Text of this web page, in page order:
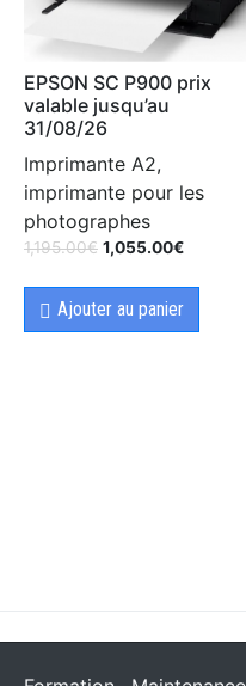
EPSON SC P900 prix
valable jusqu’au
31/08/26
Imprimante A2,
imprimante pour les
photographes
1,195.00€ 1,055.00€
Ajouter au panier